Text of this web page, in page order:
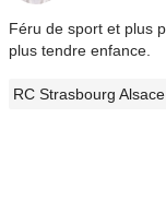
Féru de sport et plus
plus tendre enfance.
RC Strasbourg Alsace